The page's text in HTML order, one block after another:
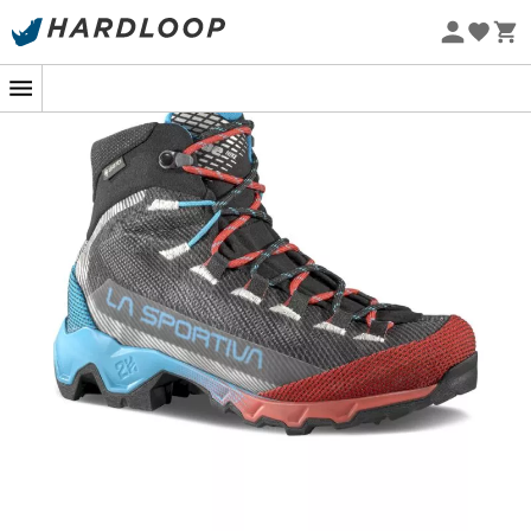
Øko-fremstillet
Flex System Evo™muliggør naturlig fleksibilitet og
typer terræn. Desuden gør
Comfort-membranen denne vandresko vandtæt og
åndbar, så du forbliver tør under alle forhold.
Aequilibrium Hike GTX
eventyr, uanset om det er en kort vandretur eller en lang
udflugt. Giv dig selv den perfekte kombination af lethed,
beskyttelse og holdbarhed for at udforske de mest
varierede landskaber!
Overdel: slidbestandigt og vandafvisende stof
Membran: Gore-Tex Extended Comfort
Ydersål: Vibram PU gummimønster